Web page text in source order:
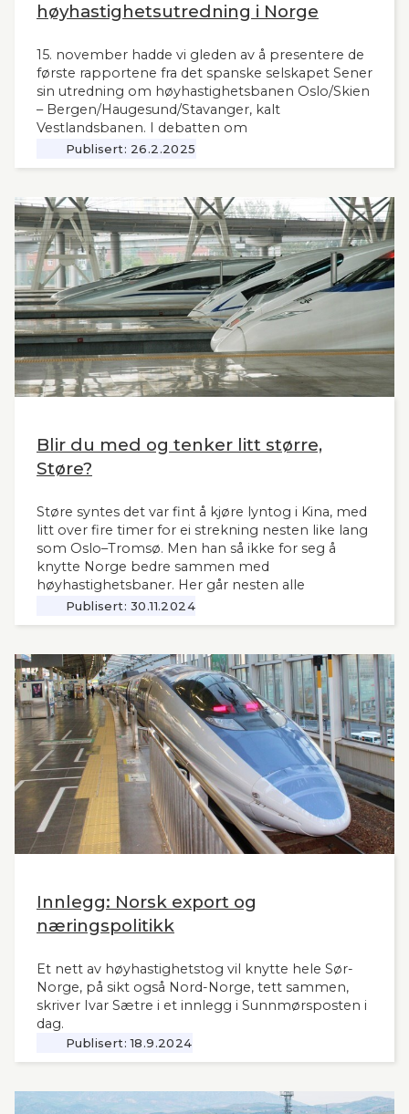
høyhastighetsutredning i Norge
15. november hadde vi gleden av å presentere de
første rapportene fra det spanske selskapet Sener
sin utredning om høyhastighetsbanen Oslo/Skien
– Bergen/Haugesund/Stavanger, kalt
Vestlandsbanen. I debatten om
høyhastighetsbaner i Norge har man savnet et
nytt og oppdatert grunnlag, siden tidligere,
tid. Seners utredning vil derfor være interessant
også for andre aktuelle høyhastighetsbaner i
Norge og til våre naboland.
Publisert: 26.2.2025
Blir du med og tenker litt større,
Støre?
Støre syntes det var fint å kjøre lyntog i Kina, med
litt over fire timer for ei strekning nesten like lang
som Oslo–Tromsø. Men han så ikke for seg å
knytte Norge bedre sammen med
høyhastighetsbaner. Her går nesten alle
jernbanemidlene til det sentrale Østlandet.
Markedet, mulighetene og behovene for raske,
vanskelig for å se. Slik innleder lederne og
sekretær i Lyntogforum Vestlandsbanen
kronikken sin i Stavanger Aftenblad 26.11.2024.
Publisert: 30.11.2024
Innlegg: Norsk export og
næringspolitikk
Et nett av høyhastighetstog vil knytte hele Sør-
Norge, på sikt også Nord-Norge, tett sammen,
skriver Ivar Sætre i et innlegg i Sunnmørsposten i
dag.
Publisert: 18.9.2024